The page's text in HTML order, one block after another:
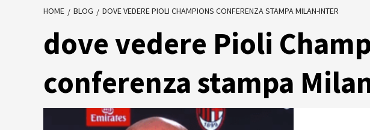
HOME BLOG DOVE VEDERE PIOLI CHAMPIONS CONFERENZA STAMPA MILAN-INTER
dove vedere Pioli
conferenza stampa